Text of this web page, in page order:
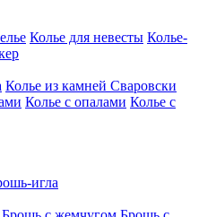
Колье для невесты Колье-
Колье из камней Сваровски
Колье с опалами Колье с
игла